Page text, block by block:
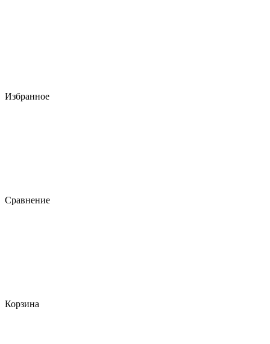
Избранное
Сравнение
Корзина